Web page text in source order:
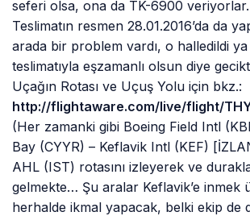
seferi olsa, ona da TK-6900
Teslimatın resmen 28.01.2016’da da
arada bir problem vardı, o halledildi
teslimatıyla eşzamanlı olsun diye
Uçağın Rotası ve Uçuş Yolu için bkz.:
http://flightaware.com/live/flight/
(Her zamanki gibi Boeing Field Intl
Bay (CYYR) – Keflavik Intl (KEF)
AHL (IST) rotasını izleyerek ve
gelmekte… Şu aralar Keflavik’e inmek
herhalde ikmal yapacak, belki ekip de